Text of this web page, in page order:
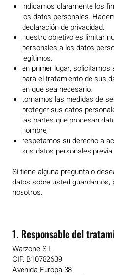
indicamos claramente los
los datos personales.
declaración de privacidad.
nuestro objetivo es limitar
personales a los datos
legítimos.
en primer lugar,
para el tratamiento de sus
en que sea necesario.
tomamos las medidas de
proteger sus datos
las partes que procesan
nombre;
respetamos su derecho a
sus datos personales
Si tiene alguna pregunta o
datos sobre usted guardamos,
nosotros.
1. Responsable del
Warzone S.L.
CIF: B10782639
Avenida Europa 38